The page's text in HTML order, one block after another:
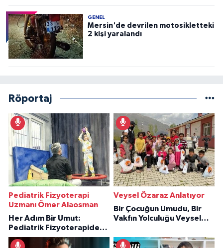
GENEL
Mersin'de devrilen motosikletteki
2 kişi yaralandı
Röportaj
Pediatrik Fizyoterapi
Uzmanı Ömer Alaosman
Her Adım Bir Umut:
Pediatrik Fizyoterapiden
İlham Veren Hikâyeler
Veysel Özaraz Anlatıyor
Bir Çocuğun Umudu, Bir
Vakfın Yolculuğu Veysel